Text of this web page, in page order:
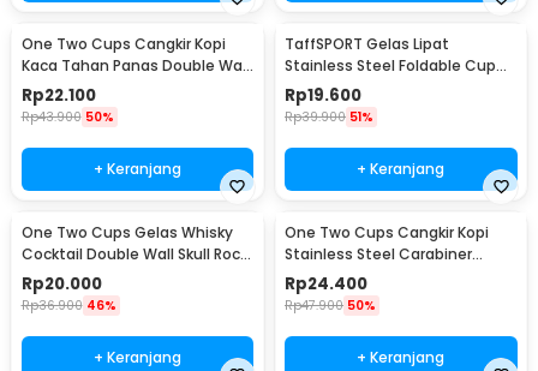
One Two Cups Cangkir Kopi
Kaca Tahan Panas Double Wall
Cup 180ml - DOME240
Rp22.100
Rp43.900 50%
+ Keranjang
TaffSPORT Gelas Lipat
Stainless Steel Foldable Cup
Carabiner 240ml - F180
Rp19.600
Rp39.900 51%
+ Keranjang
One Two Cups Gelas Whisky
Cocktail Double Wall Skull Rock
Glass 150ml - SG-02
Rp20.000
Rp36.900 46%
+ Keranjang
One Two Cups Cangkir Kopi
Stainless Steel Carabiner
Camping Cup 220ml - C125
Rp24.400
Rp47.900 50%
+ Keranjang